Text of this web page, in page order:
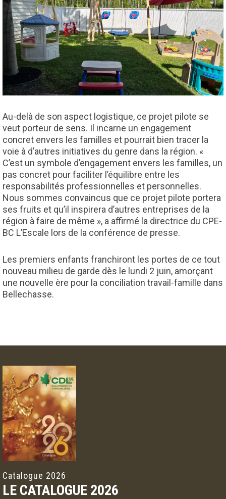
Au-delà de son aspect logistique, ce projet pilote se
veut porteur de sens. Il incarne un engagement
concret envers les familles et pourrait bien tracer la
voie à d’autres initiatives du genre dans la région. «
C’est un symbole d’engagement envers les familles, un
pas concret pour faciliter l’équilibre entre les
responsabilités professionnelles et personnelles.
Nous sommes convaincus que ce projet pilote portera
ses fruits et qu’il inspirera d’autres entreprises de la
région à faire de même », a affirmé la directrice du CPE-
BC L’Escale lors de la conférence de presse.
Les premiers enfants franchiront les portes de ce tout
nouveau milieu de garde dès le lundi 2 juin, amorçant
une nouvelle ère pour la conciliation travail-famille dans
Bellechasse.
Catalogue 2026
LE CATALOGUE 2026